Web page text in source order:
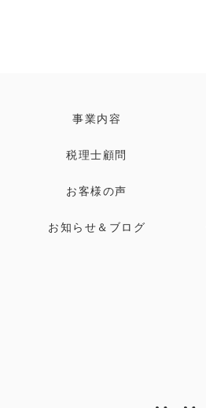
事業内容
税理士顧問
お客様の声
お知らせ＆ブログ